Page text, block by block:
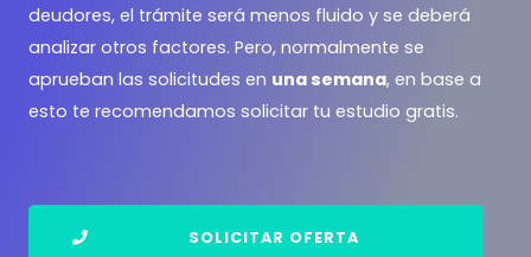
deudores, el trámite será menos fluido y se deberá
analizar otros factores. Pero, normalmente se
aprueban las solicitudes en una semana, en base a
esto te recomendamos solicitar tu estudio gratis.
SOLICITAR OFERTA